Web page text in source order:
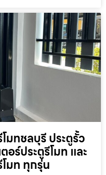
มทชลบุรี ประตูรั้ว
ร์ประตูรีโมท และ
มท ทุกรุ่น